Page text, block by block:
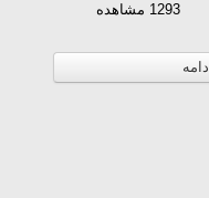
1293 مشاهده
ادامه